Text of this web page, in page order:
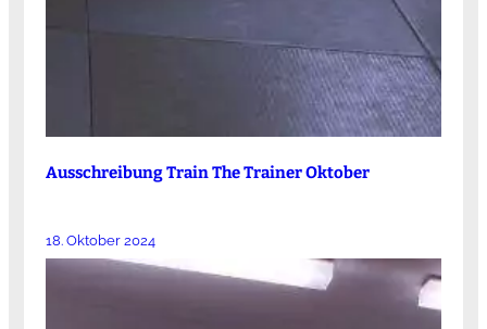
Ausschreibung Train The Trainer Oktober
18. Oktober 2024